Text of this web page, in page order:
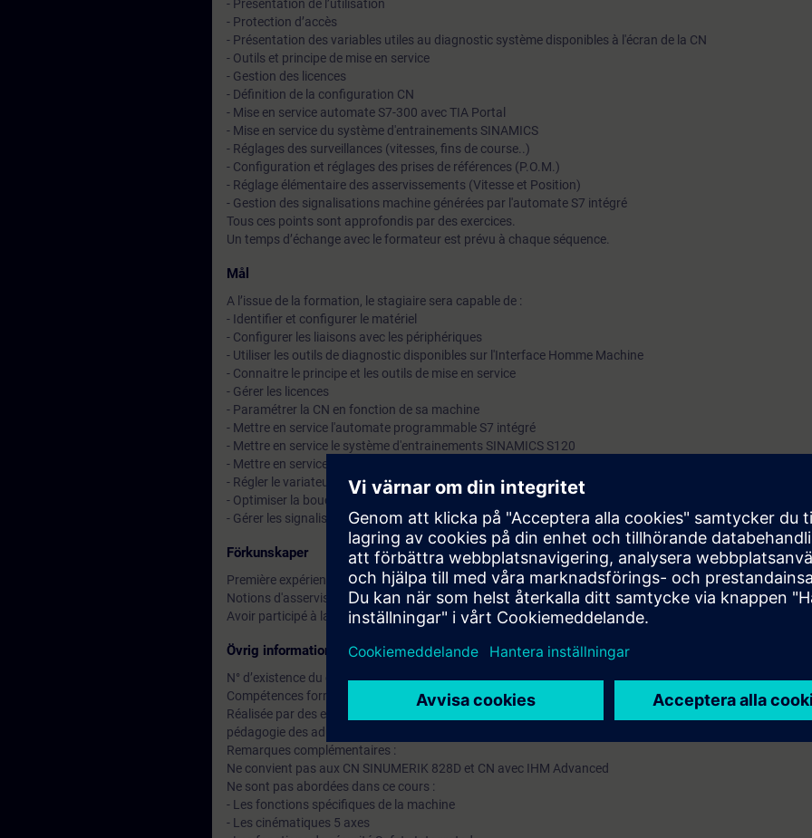
- Présentation de l’utilisation
- Protection d’accès
- Présentation des variables utiles au diagnostic système disponibles à l'écran de la CN
- Outils et principe de mise en service
- Gestion des licences
- Définition de la configuration CN
- Mise en service automate S7-300 avec TIA Portal
- Mise en service du système d'entrainements SINAMICS
- Réglages des surveillances (vitesses, fins de course..)
- Configuration et réglages des prises de références (P.O.M.)
- Réglage élémentaire des asservissements (Vitesse et Position)
- Gestion des signalisations machine générées par l'automate S7 intégré
Tous ces points sont approfondis par des exercices.
Un temps d’échange avec le formateur est prévu à chaque séquence.
Mål
A l’issue de la formation, le stagiaire sera capable de :
- Identifier et configurer le matériel
- Configurer les liaisons avec les périphériques
- Utiliser les outils de diagnostic disponibles sur l'Interface Homme Machine
- Connaitre le principe et les outils de mise en service
- Gérer les licences
- Paramétrer la CN en fonction de sa machine
- Mettre en service l'automate programmable S7 intégré
- Mettre en service le système d'entrainements SINAMICS S120
- Mettre en service les axes et broches de sa machine
- Régler le variateur de vitesse numérique SINAMICS S120
- Optimiser la boucle d'asservissement de position
- Gérer les signalisations constructeurs (messages, alarmes)
Förkunskaper
Première expérience sur machines à commandes numériques/
Notions d'asservissement d'axes.
Avoir participé à la formation TIA-SERV1 ou avoir l'expérience de la programmation des API avec STEP7
Övrig information
N° d’existence du centre de formation SITRAIN : 11 93 00 205 93
Compétences formateur :
Réalisée par des experts assurant au quotidien des missions techniques auprès des entreprises, formés
pédagogie des adultes avec un suivi et une actualisation de leurs compétences théoriques, pratiques, et
Remarques complémentaires :
Ne convient pas aux CN SINUMERIK 828D et CN avec IHM Advanced
Ne sont pas abordées dans ce cours :
- Les fonctions spécifiques de la machine
- Les cinématiques 5 axes